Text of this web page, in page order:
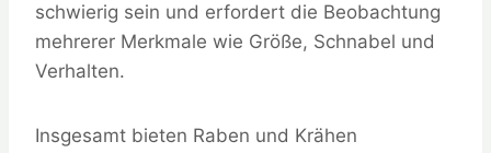
schwierig sein und erfordert die Beobachtung
mehrerer Merkmale wie Größe, Schnabel und
Verhalten.
Insgesamt bieten Raben und Krähen